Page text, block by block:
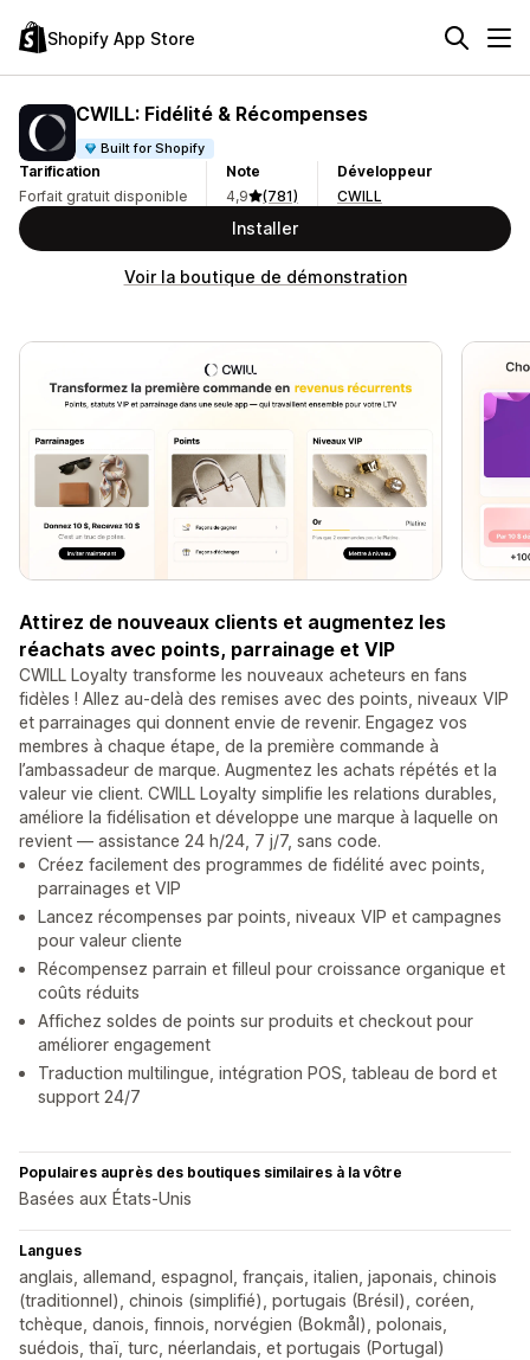
Shopify App Store
CWILL: Fidélité & Récompenses
Built for Shopify
Tarification
Forfait gratuit disponible
Note
4,9
(781)
Développeur
CWILL
Installer
Voir la boutique de démonstration
Attirez de nouveaux clients et augmentez les
réachats avec points, parrainage et VIP
CWILL Loyalty transforme les nouveaux acheteurs en fans
fidèles ! Allez au-delà des remises avec des points, niveaux VIP
et parrainages qui donnent envie de revenir. Engagez vos
membres à chaque étape, de la première commande à
l’ambassadeur de marque. Augmentez les achats répétés et la
valeur vie client. CWILL Loyalty simplifie les relations durables,
améliore la fidélisation et développe une marque à laquelle on
revient — assistance 24 h/24, 7 j/7, sans code.
Créez facilement des programmes de fidélité avec points,
parrainages et VIP
Lancez récompenses par points, niveaux VIP et campagnes
pour valeur cliente
Récompensez parrain et filleul pour croissance organique et
coûts réduits
Affichez soldes de points sur produits et checkout pour
améliorer engagement
Traduction multilingue, intégration POS, tableau de bord et
support 24/7
Populaires auprès des boutiques similaires à la vôtre
Basées aux États-Unis
Langues
anglais, allemand, espagnol, français, italien, japonais, chinois
(traditionnel), chinois (simplifié), portugais (Brésil), coréen,
tchèque, danois, finnois, norvégien (Bokmål), polonais,
suédois, thaï, turc, néerlandais, et portugais (Portugal)